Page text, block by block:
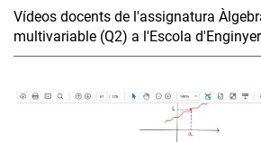
Vídeos docents de l'assignatura
multivariable (Q2) a l'Escola